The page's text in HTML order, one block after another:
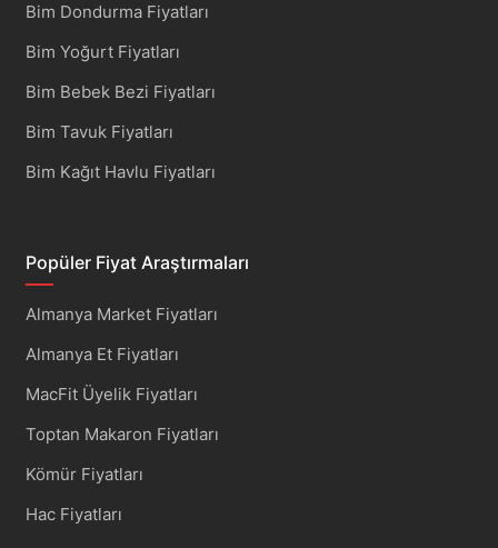
Bim Dondurma Fiyatları
Bim Yoğurt Fiyatları
Bim Bebek Bezi Fiyatları
Bim Tavuk Fiyatları
Bim Kağıt Havlu Fiyatları
Popüler Fiyat Araştırmaları
Almanya Market Fiyatları
Almanya Et Fiyatları
MacFit Üyelik Fiyatları
Toptan Makaron Fiyatları
Kömür Fiyatları
Hac Fiyatları